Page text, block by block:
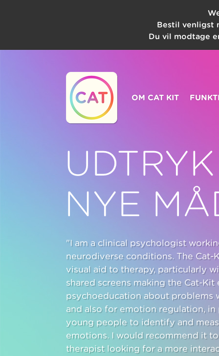
Bestil venligst
Du vil modtage
OM CAT KIT
NYE
"I am a clinical psychologist
neurodiverse conditions. The
visual aid to therapy, particularly
shared screens making the Cat-
psychoeducation about problems
and also for emotion regulation,
young people to identify and
emotions. I would recommend it
therapist looking for a more